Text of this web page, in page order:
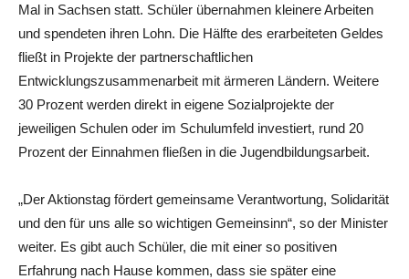
Mal in Sachsen statt. Schüler übernahmen kleinere Arbeiten
und spendeten ihren Lohn. Die Hälfte des erarbeiteten Geldes
fließt in Projekte der partnerschaftlichen
Entwicklungszusammenarbeit mit ärmeren Ländern. Weitere
30 Prozent werden direkt in eigene Sozialprojekte der
jeweiligen Schulen oder im Schulumfeld investiert, rund 20
Prozent der Einnahmen fließen in die Jugendbildungsarbeit.
„Der Aktionstag fördert gemeinsame Verantwortung, Solidarität
und den für uns alle so wichtigen Gemeinsinn“, so der Minister
weiter. Es gibt auch Schüler, die mit einer so positiven
Erfahrung nach Hause kommen, dass sie später eine